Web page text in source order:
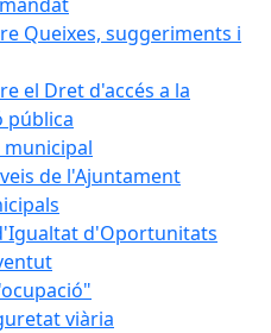
Queixes, suggeriments i
el Dret d'accés a la
pública
de l'Ajuntament
d'Oportunitats
viària